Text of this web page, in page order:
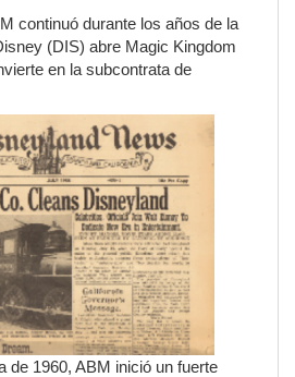
continuó durante los años de la
(DIS) abre Magic Kingdom
en la subcontrata de
de 1960, ABM inició un fuerte